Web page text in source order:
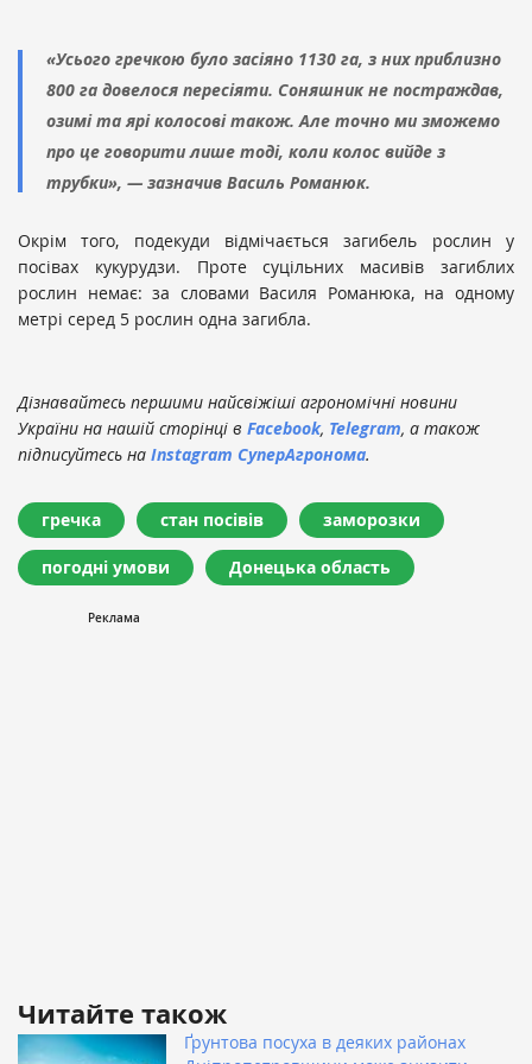
«Усього гречкою було засіяно 1130 га, з них приблизно
800 га довелося пересіяти. Соняшник не постраждав,
озимі та ярі колосові також. Але точно ми зможемо
про це говорити лише тоді, коли колос вийде з
трубки», — зазначив Василь Романюк.
Окрім того, подекуди відмічається загибель рослин у
посівах кукурудзи. Проте суцільних масивів загиблих
рослин немає: за словами Василя Романюка, на одному
метрі серед 5 рослин одна загибла.
Дізнавайтесь першими найсвіжіші агрономічні новини
України на нашій сторінці в Facebook, Telegram, а також
підписуйтесь на Instagram СуперАгронома.
гречка стан посівів заморозки
погодні умови Донецька область
Читайте також
Ґрунтова посуха в деяких районах